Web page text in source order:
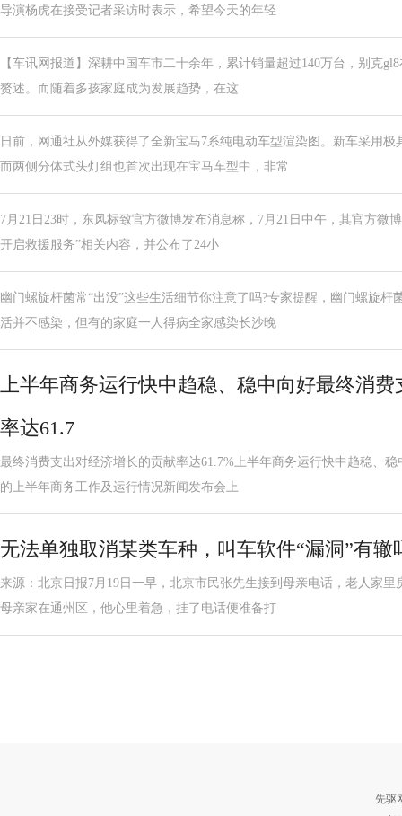
导演杨虎在接受记者采访时表示，希望今天的年轻
【车讯网报道】深耕中国车市二十余年，累计销量超过140万台，别克
赘述。而随着多孩家庭成为发展趋势，在这
日前，网通社从外媒获得了全新宝马7系纯电动车型渲染图。新车采用
而两侧分体式头灯组也首次出现在宝马车型中，非常
7月21日23时，东风标致官方微博发布消息称，7月21日中午，其官方微
开启救援服务”相关内容，并公布了24小
幽门螺旋杆菌常“出没”这些生活细节你注意了吗?专家提醒，幽门螺旋杆
活并不感染，但有的家庭一人得病全家感染长沙晚
上半年商务运行快中趋稳、稳中向好最终消
率达61.7
最终消费支出对经济增长的贡献率达61.7%上半年商务运行快中趋稳、
的上半年商务工作及运行情况新闻发布会上
无法单独取消某类车种，叫车软件“漏洞”有辙
来源：北京日报7月19日一早，北京市民张先生接到母亲电话，老人家
母亲家在通州区，他心里着急，挂了电话便准备打
先驱